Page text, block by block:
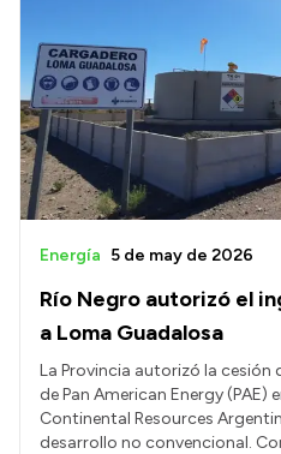
Transparencia
Presupuesto
Boletín Oficial
Compras y licitaciones
Consulta de pago a
Convocatorias
Intranet
Login
Río Negro autorizó el
a Loma Guadalosa
Energía 5 de may de 2026
La Provincia autorizó la cesión
de Pan American Energy (PAE)
Continental Resources
desarrollo no convencional.